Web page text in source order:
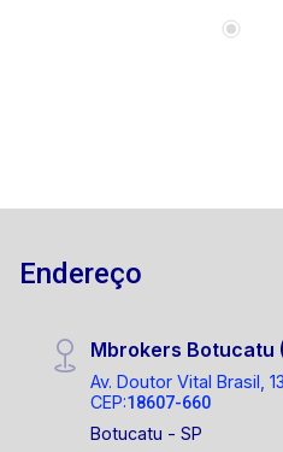
Endereço
Mbrokers Botucatu
Av. Doutor Vital Brasil,
CEP:18607-660
Botucatu - SP